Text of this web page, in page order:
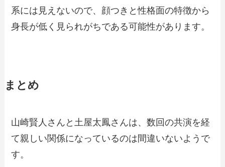
系には見えないので、顔つきと性格面の特徴から
身長が低く見られがちである可能性があります。
まとめ
山崎賢人さんと土屋太鳳さんは、数回の共演を経
て親しい関係になっているのは間違いないようで
す。